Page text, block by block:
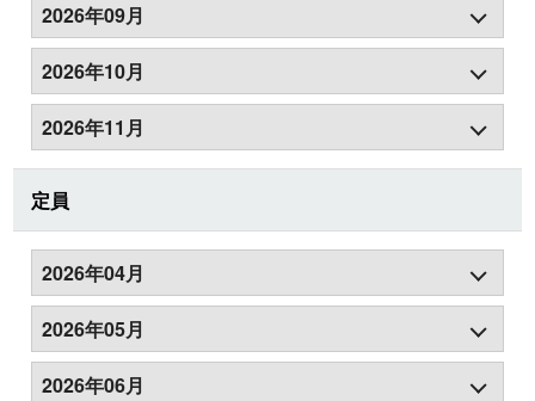
2026年09月
2026年10月
2026年11月
定員
2026年04月
2026年05月
2026年06月